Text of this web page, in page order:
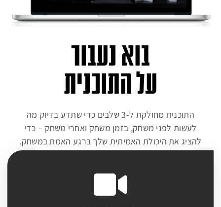
בוא נעבור
על התוכנית
התוכנית מחולקת ל-3 שלבים כדי שתדע בדיוק מה
לעשות לפני משחק, בזמן משחק ואחרי משחק – כדי
להציג את היכולת האמיתית שלך ברגע האמת במשחק.